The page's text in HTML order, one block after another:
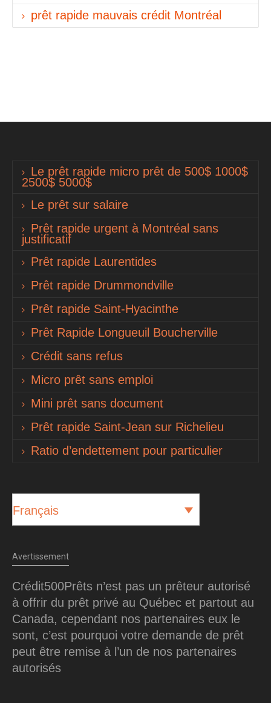
prêt rapide mauvais crédit Montréal
Le prêt rapide micro prêt de 500$ 1000$
2500$ 5000$
Le prêt sur salaire
Prêt rapide urgent à Montréal sans
justificatif
Prêt rapide Laurentides
Prêt rapide Drummondville
Prêt rapide Saint-Hyacinthe
Prêt Rapide Longueuil Boucherville
Crédit sans refus
Micro prêt sans emploi
Mini prêt sans document
Prêt rapide Saint-Jean sur Richelieu
Ratio d’endettement pour particulier
Français
Avertissement
Crédit500Prêts n’est pas un prêteur autorisé
à offrir du prêt privé au Québec et partout au
Canada, cependant nos partenaires eux le
sont, c’est pourquoi votre demande de prêt
peut être remise à l’un de nos partenaires
autorisés